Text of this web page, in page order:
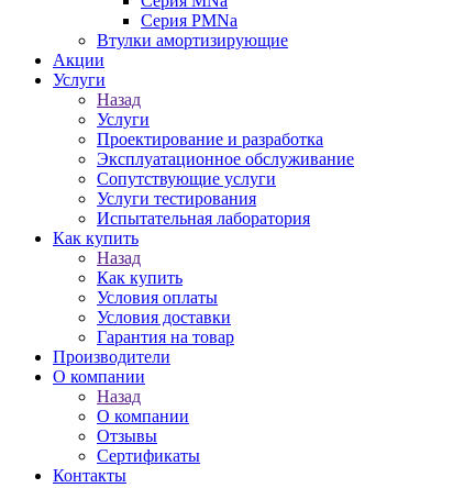
Серия PMNa
Втулки амортизирующие
Акции
Услуги
Назад
Услуги
Проектирование и разработка
Эксплуатационное обслуживание
Сопутствующие услуги
Услуги тестирования
Испытательная лаборатория
Как купить
Назад
Как купить
Условия оплаты
Условия доставки
Гарантия на товар
Производители
О компании
Назад
О компании
Отзывы
Сертификаты
Контакты